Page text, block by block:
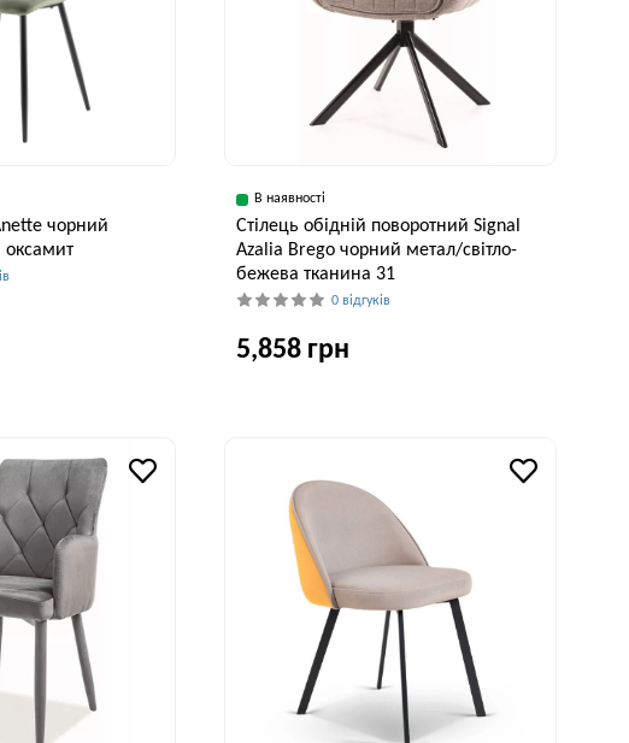
чорний
оксамит
В наявності
Стілець обідній поворотний Signal
Azalia Brego чорний метал/світло-
бежева тканина 31
0 відгуків
5,858 грн
86 см